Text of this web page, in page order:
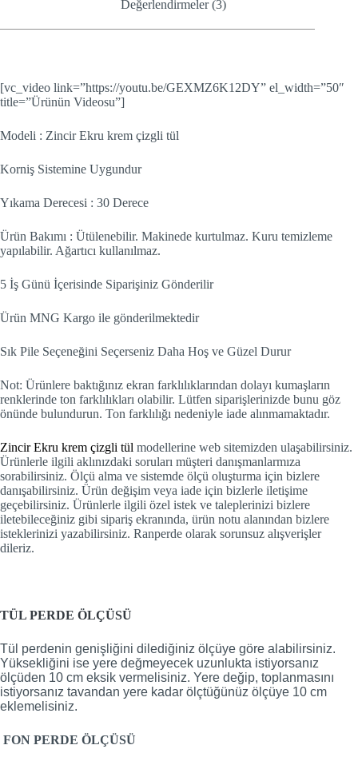
Değerlendirmeler (3)
[vc_video link=”https://youtu.be/GEXMZ6K12DY” el_width=”50″
title=”Ürünün Videosu”]
Modeli : Zincir Ekru krem çizgli tül
Korniş Sistemine Uygundur
Yıkama Derecesi : 30 Derece
Ürün Bakımı : Ütülenebilir. Makinede kurtulmaz. Kuru temizleme
yapılabilir. Ağartıcı kullanılmaz.
5 İş Günü İçerisinde Siparişiniz Gönderilir
Ürün MNG Kargo ile gönderilmektedir
Sık Pile Seçeneğini Seçerseniz Daha Hoş ve Güzel Durur
Not: Ürünlere baktığınız ekran farklılıklarından dolayı kumaşların
renklerinde ton farklılıkları olabilir. Lütfen siparişlerinizde bunu göz
önünde bulundurun. Ton farklılığı nedeniyle iade alınmamaktadır.
Zincir Ekru krem çizgli tül modellerine web sitemizden ulaşabilirsiniz.
Ürünlerle ilgili aklınızdaki soruları müşteri danışmanlarmıza
sorabilirsiniz. Ölçü alma ve sistemde ölçü oluşturma için bizlere
danışabilirsiniz. Ürün değişim veya iade için bizlerle iletişime
geçebilirsiniz. Ürünlerle ilgili özel istek ve taleplerinizi bizlere
iletebileceğiniz gibi sipariş ekranında, ürün notu alanından bizlere
isteklerinizi yazabilirsiniz. Ranperde olarak sorunsuz alışverişler
dileriz.
TÜL PERDE ÖLÇÜSÜ
Tül perdenin genişliğini dilediğiniz ölçüye göre alabilirsiniz.
Yüksekliğini ise yere değmeyecek uzunlukta istiyorsanız
ölçüden 10 cm eksik vermelisiniz. Yere değip, toplanmasını
istiyorsanız tavandan yere kadar ölçtüğünüz ölçüye 10 cm
eklemelisiniz.
FON PERDE ÖLÇÜSÜ